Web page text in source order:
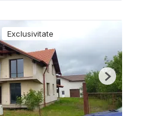
Exclusivitate
Next